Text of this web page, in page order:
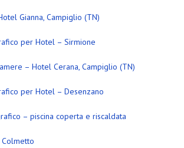
Gianna, Campiglio (TN)
per Hotel – Sirmione
– Hotel Cerana, Campiglio (TN)
per Hotel – Desenzano
– piscina coperta e riscaldata